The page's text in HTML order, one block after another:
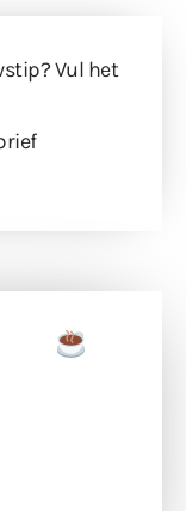
Vul het